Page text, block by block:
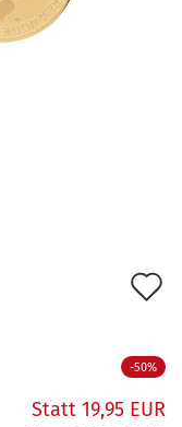
-50%
Statt 19,95 EUR